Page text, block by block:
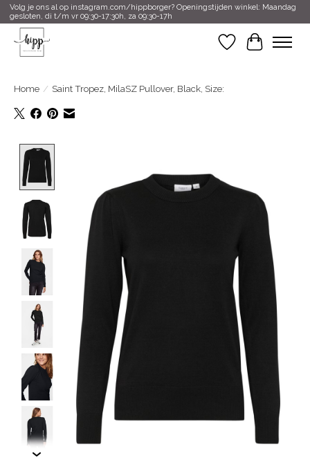
Volg je ons al op instagram.com/hippborger? Openingstijden winkel: Maandag
gesloten, di t/m vr 09:30-17:30h, za 09:30-17h
Verlanglijst
Home / Saint Tropez, MilaSZ Pullover, Black, Size: